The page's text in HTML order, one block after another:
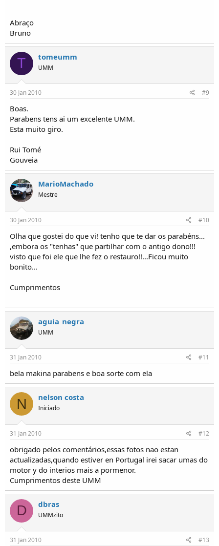
Abraço
Bruno
T tomeumm
UMM
30 Jan 2010 #9
Boas.
Parabens tens ai um excelente UMM.
Esta muito giro.
Rui Tomé
Gouveia
MarioMachado
Mestre
30 Jan 2010 #10
Olha que gostei do que vi! tenho que te dar os parabéns...
,embora os "tenhas" que partilhar com o antigo dono!!!
visto que foi ele que lhe fez o restauro!!...Ficou muito
bonito...
Cumprimentos
aguia_negra
UMM
31 Jan 2010 #11
bela makina parabens e boa sorte com ela
N nelson costa
Iniciado
31 Jan 2010 #12
obrigado pelos comentários,essas fotos nao estan
actualizadas,quando estiver en Portugal irei sacar umas do
motor y do interios mais a pormenor.
Cumprimentos deste UMM
D dbras
UMMzito
31 Jan 2010 #13